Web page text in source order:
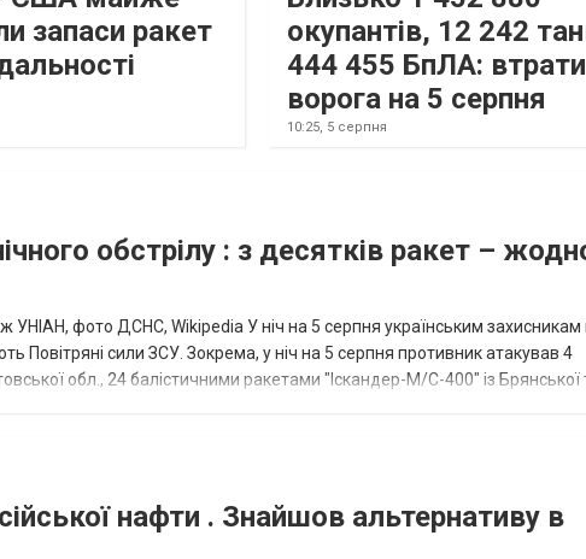
запаси ракет
окупантів, 12 242
444 455 БпЛА: втрати
ворога на 5 серпня
10:25, 5 серпня
обстрілу : з десятків ракет –
фото ДСНС, Wikipedia У ніч на 5 серпня українським захисникам
Повітряні сили ЗСУ. Зокрема, у ніч на 5 серпня противник атакував 4
обл., 24 балістичними ракетами "Іскандер-М/С-400" із Брянської
нафти . Знайшов альтернативу в